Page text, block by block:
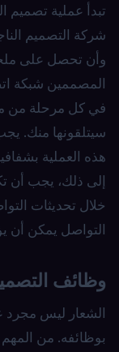
تبدأ عملية تصميم
شركة التصميم
المصممين شبكة
في كل مرحلة من
سيتلقونها منك.
هذه العملية
إلى ذلك، يجب أن
خلال تحديثات
التواصل يمكن أن
وظائف
الشعار ليس مجرد
بوظائفه. من